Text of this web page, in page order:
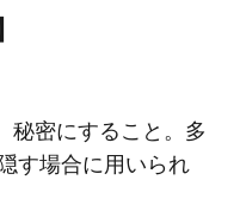
密にすること。多
す場合に用いられ